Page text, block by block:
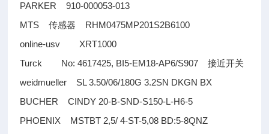
PARKER 910-000053-013
MTS传感器
RHM0475MP201S2B6100
online-usv XRT1000
Turck No: 4617425, BI5-EM18-AP6/S907接近开关
weidmueller SL 3.50/06/180G 3.2SN DKGN BX
BUCHER CINDY 20-B-SND-S150-L-H6-5
PHOENIX MSTBT 2,5/ 4-ST-5,08 BD:5-8QNZ